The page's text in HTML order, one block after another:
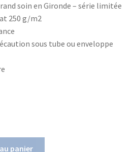
soin en Gironde – série limitée
250 g/m2
sous tube ou enveloppe
panier